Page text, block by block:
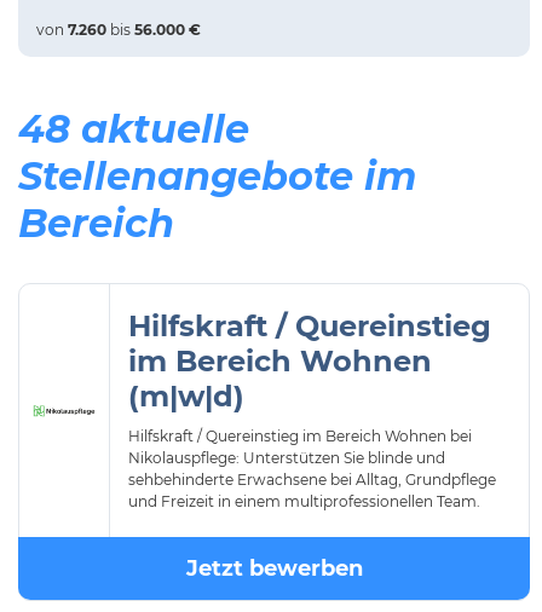
von 7.260 bis 56.000 €
48 aktuelle
Stellenangebote im
Bereich
Hilfskraft / Quereinstieg
im Bereich Wohnen
(m|w|d)
Hilfskraft / Quereinstieg im Bereich Wohnen bei
Nikolauspflege: Unterstützen Sie blinde und
sehbehinderte Erwachsene bei Alltag, Grundpflege
und Freizeit in einem multiprofessionellen Team.
Jetzt bewerben